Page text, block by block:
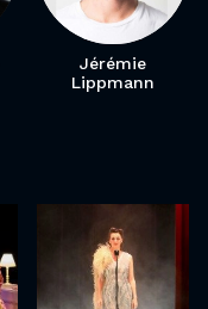
Jérémie
Lippmann